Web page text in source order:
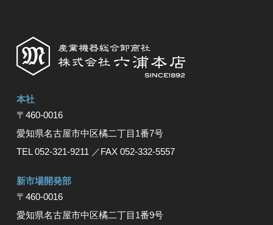
本社
〒460-0016
愛知県名古屋市中区橘⼆丁⽬1番7号
TEL 052-321-9211 ／FAX 052-332-5557
新市場開発部
〒460-0016
愛知県名古屋市中区橘二丁目1番9号